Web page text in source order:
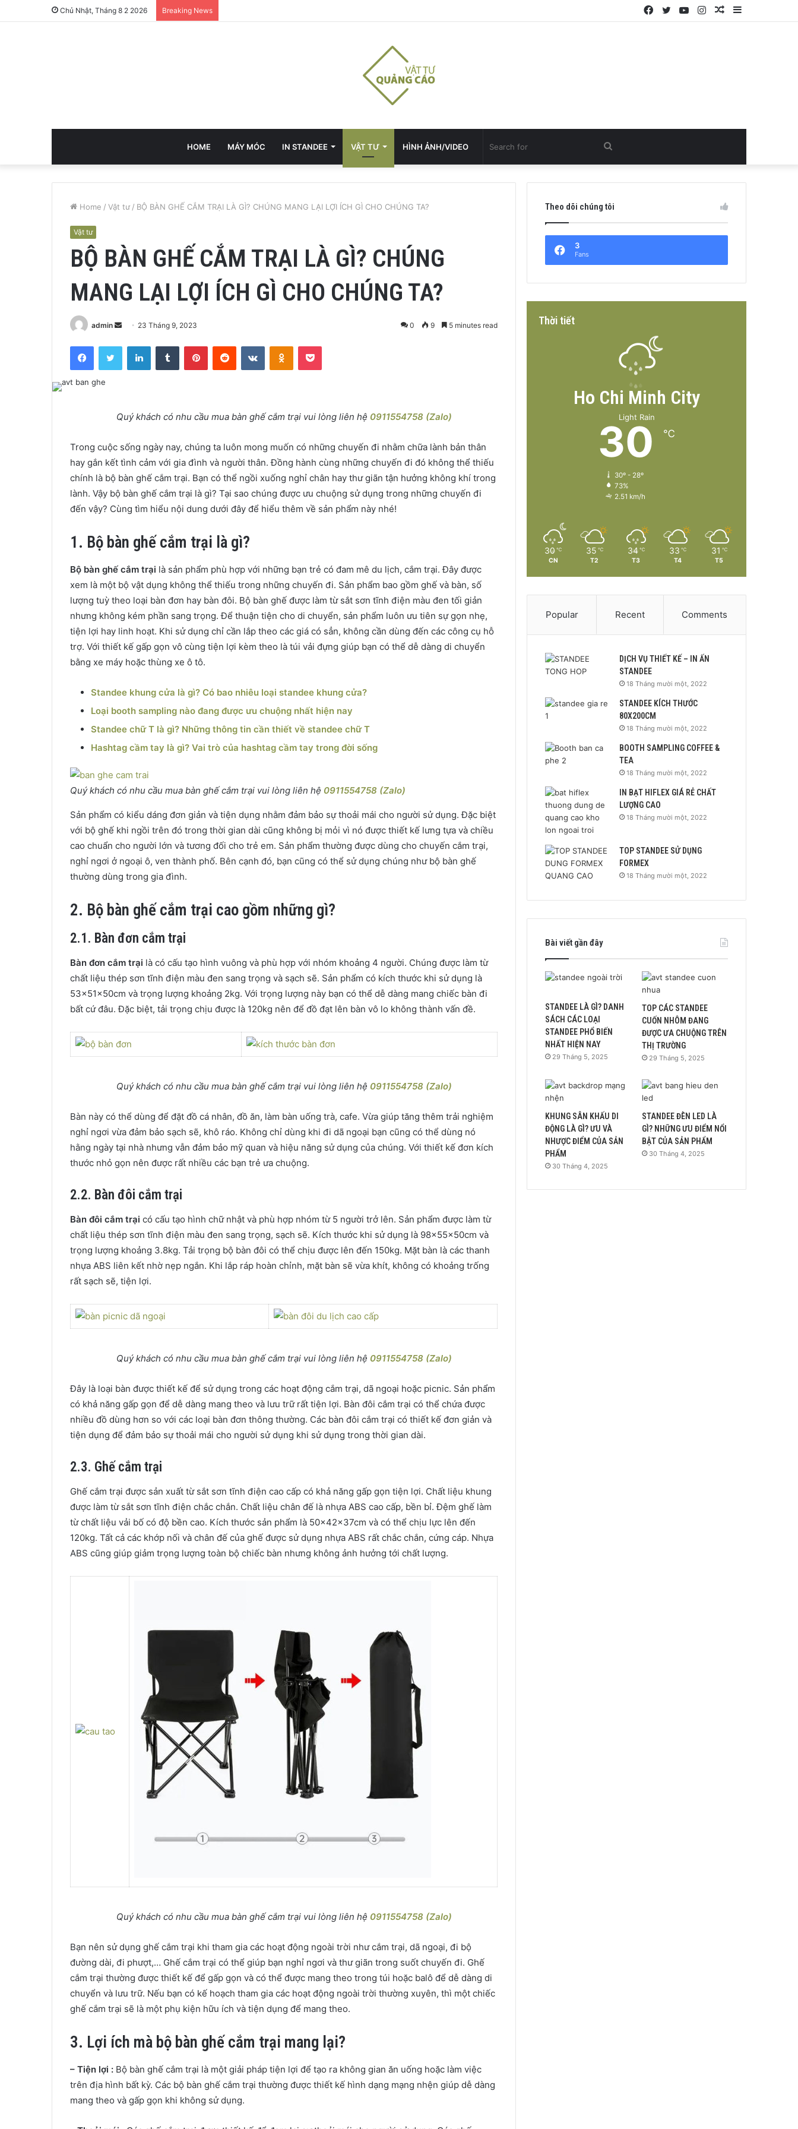
Chủ Nhật, Tháng 8 2 2026 Breaking News Sidebar
Random
Instagram
YouTube
Twitter
Facebook
HOME MÁY MÓC IN STANDEE VẬT TƯ HÌNH ẢNH/VIDEO Search
for
Home / Vật tư / BỘ BÀN GHẾ CẮM TRẠI LÀ GÌ? CHÚNG MANG LẠI LỢI ÍCH GÌ CHO CHÚNG TA?
Vật tư
BỘ BÀN GHẾ CẮM TRẠI LÀ GÌ? CHÚNG
MANG LẠI LỢI ÍCH GÌ CHO CHÚNG TA?
admin
Send
email
23 Tháng 9, 2023 0 9 5 minutes read
FacebookTwitter LinkedInTumblr PinterestReddit VKontakteOdnoklassniki
Pocket
Quý khách có nhu cầu mua bàn ghế cắm trại vui lòng liên hệ 0911554758 (Zalo)
Trong cuộc sống ngày nay, chúng ta luôn mong muốn có những chuyến đi nhằm chữa lành bản thân
hay gắn kết tình cảm với gia đình và người thân. Đồng hành cùng những chuyến đi đó không thể thiếu
chính là bộ bàn ghế cắm trại. Bạn có thể ngồi xuống nghỉ chân hay thư giãn tận hưởng không khí trong
lành. Vậy bộ bàn ghế cắm trại là gì? Tại sao chúng được ưu chuộng sử dụng trong những chuyến đi
đến vậy? Cùng tìm hiểu nội dung dưới đây để hiểu thêm về sản phẩm này nhé!
1. Bộ bàn ghế cắm trại là gì?
Bộ bàn ghế cắm trại là sản phẩm phù hợp với những bạn trẻ có đam mê du lịch, cắm trại. Đây được
xem là một bộ vật dụng không thể thiếu trong những chuyến đi. Sản phẩm bao gồm ghế và bàn, số
lượng tuỳ theo loại bàn đơn hay bàn đôi. Bộ bàn ghế được làm từ sắt sơn tĩnh điện màu đen tối giản
nhưng không kém phần sang trọng. Để thuận tiện cho di chuyển, sản phẩm luôn ưu tiên sự gọn nhẹ,
tiện lợi hay linh hoạt. Khi sử dụng chỉ cần lắp theo các giá có sẳn, không cần dùng đến các công cụ hỗ
trợ. Với thiết kế gấp gọn vô cùng tiện lợi kèm theo là túi vải đựng giúp bạn có thể dễ dàng di chuyển
bằng xe máy hoặc thùng xe ô tô.
Standee khung cửa là gì? Có bao nhiêu loại standee khung cửa?
Loại booth sampling nào đang được ưu chuộng nhất hiện nay
Standee chữ T là gì? Những thông tin cần thiết về standee chữ T
Hashtag cầm tay là gì? Vai trò của hashtag cầm tay trong đời sống
Quý khách có nhu cầu mua bàn ghế cắm trại vui lòng liên hệ 0911554758 (Zalo)
Sản phẩm có kiểu dáng đơn giản và tiện dụng nhằm đảm bảo sự thoải mái cho người sử dụng. Đặc biệt
với bộ ghế khi ngồi trên đó trong thời gian dài cũng không bị mỏi vì nó được thiết kế lưng tựa và chiều
cao chuẩn cho người lớn và tương đối cho trẻ em. Sản phẩm thường được dùng cho chuyến cắm trại,
nghỉ ngơi ở ngoại ô, ven thành phố. Bên cạnh đó, bạn cũng có thể sử dụng chúng như bộ bàn ghế
thường dùng trong gia đình.
2. Bộ bàn ghế cắm trại cao gồm những gì?
2.1. Bàn đơn cắm trại
Bàn đơn cắm trại là có cấu tạo hình vuông và phù hợp với nhóm khoảng 4 người. Chúng được làm từ
chất liệu thép sơn tĩnh điện màu đen sang trọng và sạch sẽ. Sản phẩm có kích thước khi sử dụng là
53x51x50cm và trọng lượng khoảng 2kg. Với trọng lượng này bạn có thể dễ dàng mang chiếc bàn đi
bất cứ đâu. Đặc biệt, tải trọng chịu được là 120kg nên để đồ đạt lên bàn vô lo không thành vấn đề.
Quý khách có nhu cầu mua bàn ghế cắm trại vui lòng liên hệ 0911554758 (Zalo)
Bàn này có thể dùng để đặt đồ cá nhân, đồ ăn, làm bàn uống trà, cafe. Vừa giúp tăng thêm trải nghiệm
nghỉ ngơi vừa đảm bảo sạch sẽ, khô ráo. Không chỉ dùng khi đi dã ngoại bạn cũng có thể dùng nó
hằng ngày tại nhà nhưng vẫn đảm bảo mỹ quan và hiệu năng sử dụng của chúng. Với thiết kế đơn kích
thước nhỏ gọn nên được rất nhiều các bạn trẻ ưa chuộng.
2.2. Bàn đôi cắm trại
Bàn đôi cắm trại có cấu tạo hình chữ nhật và phù hợp nhóm từ 5 người trở lên. Sản phẩm được làm từ
chất liệu thép sơn tĩnh điện màu đen sang trọng, sạch sẽ. Kích thước khi sử dụng là 98x55x50cm và
trọng lượng khoảng 3.8kg. Tải trọng bộ bàn đôi có thể chịu được lên đến 150kg. Mặt bàn là các thanh
nhựa ABS liên kết nhờ nẹp ngắn. Khi lắp ráp hoàn chỉnh, mặt bàn sẽ vừa khít, không có khoảng trống
rất sạch sẽ, tiện lợi.
Quý khách có nhu cầu mua bàn ghế cắm trại vui lòng liên hệ 0911554758 (Zalo)
Đây là loại bàn được thiết kế để sử dụng trong các hoạt động cắm trại, dã ngoại hoặc picnic. Sản phẩm
có khả năng gấp gọn để dễ dàng mang theo và lưu trữ rất tiện lợi. Bàn đôi cắm trại có thể chứa được
nhiều đồ dùng hơn so với các loại bàn đơn thông thường. Các bàn đôi cắm trại có thiết kế đơn giản và
tiện dụng để đảm bảo sự thoải mái cho người sử dụng khi sử dụng trong thời gian dài.
2.3. Ghế cắm trại
Ghế cắm trại được sản xuất từ sắt sơn tĩnh điện cao cấp có khả năng gấp gọn tiện lợi. Chất liệu khung
được làm từ sắt sơn tĩnh điện chắc chắn. Chất liệu chân đế là nhựa ABS cao cấp, bền bỉ. Đệm ghế làm
từ chất liệu vải bố có độ bền cao. Kích thước sản phẩm là 50x42x37cm và có thể chịu lực lên đến
120kg. Tất cả các khớp nối và chân đế của ghế được sử dụng nhựa ABS rất chắc chắn, cứng cáp. Nhựa
ABS cũng giúp giảm trọng lượng toàn bộ chiếc bàn nhưng không ảnh hưởng tới chất lượng.
Quý khách có nhu cầu mua bàn ghế cắm trại vui lòng liên hệ 0911554758 (Zalo)
Bạn nên sử dụng ghế cắm trại khi tham gia các hoạt động ngoài trời như cắm trại, dã ngoại, đi bộ
đường dài, đi phượt,… Ghế cắm trại có thể giúp bạn nghỉ ngơi và thư giãn trong suốt chuyến đi. Ghế
cắm trại thường được thiết kế để gấp gọn và có thể được mang theo trong túi hoặc balô để dễ dàng di
chuyển và lưu trữ. Nếu bạn có kế hoạch tham gia các hoạt động ngoài trời thường xuyên, thì một chiếc
ghế cắm trại sẽ là một phụ kiện hữu ích và tiện dụng để mang theo.
3. Lợi ích mà bộ bàn ghế cắm trại mang lại?
– Tiện lợi : Bộ bàn ghế cắm trại là một giải pháp tiện lợi để tạo ra không gian ăn uống hoặc làm việc
trên địa hình bất kỳ. Các bộ bàn ghế cắm trại thường được thiết kế hình dạng mạng nhện giúp dễ dàng
mang theo và gấp gọn khi không sử dụng.
Theo dõi chúng tôi
3
Fans
Thời tiết
Ho Chi Minh City
Light Rain
30 ℃
30º - 28º
73%
2.51 km/h
30 ℃
CN
35 ℃
T2
34 ℃
T3
33 ℃
T4
31 ℃
T5
Popular Recent Comments
DỊCH VỤ THIẾT KẾ – IN ẤN
STANDEE
18 Tháng mười một, 2022
STANDEE KÍCH THƯỚC
80X200CM
18 Tháng mười một, 2022
BOOTH SAMPLING COFFEE &
TEA
18 Tháng mười một, 2022
IN BẠT HIFLEX GIÁ RẺ CHẤT
LƯỢNG CAO
18 Tháng mười một, 2022
TOP STANDEE SỬ DỤNG
FORMEX
18 Tháng mười một, 2022
Bài viết gần đây
STANDEE LÀ GÌ? DANH
SÁCH CÁC LOẠI
STANDEE PHỔ BIẾN
NHẤT HIỆN NAY
29 Tháng 5, 2025
TOP CÁC STANDEE
CUỐN NHÔM ĐANG
ĐƯỢC ƯA CHUỘNG TRÊN
THỊ TRƯỜNG
29 Tháng 5, 2025
KHUNG SÂN KHẤU DI
ĐỘNG LÀ GÌ? ƯU VÀ
NHƯỢC ĐIỂM CỦA SẢN
PHẨM
30 Tháng 4, 2025
STANDEE ĐÈN LED LÀ
GÌ? NHỮNG ƯU ĐIỂM NỔI
BẬT CỦA SẢN PHẨM
30 Tháng 4, 2025